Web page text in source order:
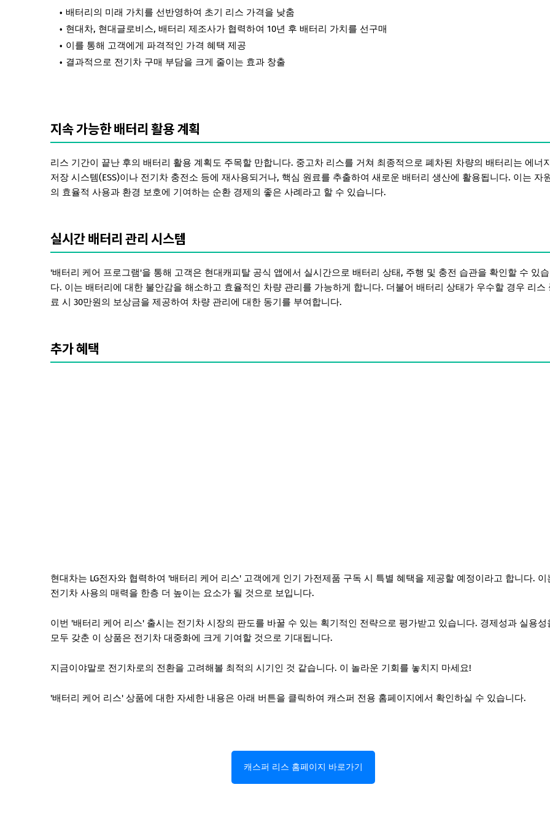
배터리의 미래 가치를 선반영하여 초기 리스 가격을 낮춤
현대차, 현대글로비스, 배터리 제조사가 협력하여 10년 후 배터리 가치를 선구매
이를 통해 고객에게 파격적인 가격 혜택 제공
결과적으로 전기차 구매 부담을 크게 줄이는 효과 창출
지속 가능한 배터리 활용 계획
리스 기간이 끝난 후의 배터리 활용 계획도 주목할 만합니다. 중고차 리스를 거쳐 최종적으로 폐차된 차량의 배터리는 에너
저장 시스템(ESS)이나 전기차 충전소 등에 재사용되거나, 핵심 원료를 추출하여 새로운 배터리 생산에 활용됩니다. 이는 자
의 효율적 사용과 환경 보호에 기여하는 순환 경제의 좋은 사례라고 할 수 있습니다.
실시간 배터리 관리 시스템
'배터리 케어 프로그램'을 통해 고객은 현대캐피탈 공식 앱에서 실시간으로 배터리 상태, 주행 및 충전 습관을 확인할 수 있
다. 이는 배터리에 대한 불안감을 해소하고 효율적인 차량 관리를 가능하게 합니다. 더불어 배터리 상태가 우수할 경우 리스
료 시 30만원의 보상금을 제공하여 차량 관리에 대한 동기를 부여합니다.
추가 혜택
현대차는 LG전자와 협력하여 '배터리 케어 리스' 고객에게 인기 가전제품 구독 시 특별 혜택을 제공할 예정이라고 합니다. 이
전기차 사용의 매력을 한층 더 높이는 요소가 될 것으로 보입니다.
이번 '배터리 케어 리스' 출시는 전기차 시장의 판도를 바꿀 수 있는 획기적인 전략으로 평가받고 있습니다. 경제성과 실용성
모두 갖춘 이 상품은 전기차 대중화에 크게 기여할 것으로 기대됩니다.
지금이야말로 전기차로의 전환을 고려해볼 최적의 시기인 것 같습니다. 이 놀라운 기회를 놓치지 마세요!
'배터리 케어 리스' 상품에 대한 자세한 내용은 아래 버튼을 클릭하여 캐스퍼 전용 홈페이지에서 확인하실 수 있습니다.
캐스퍼 리스 홈페이지 바로가기